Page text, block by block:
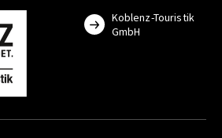
Koblenz-Touristik
GmbH